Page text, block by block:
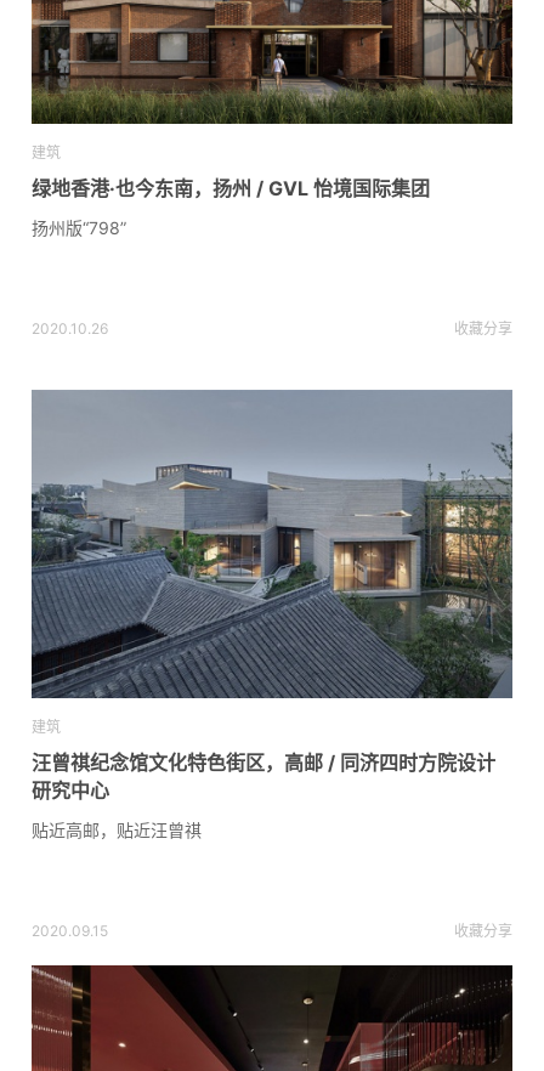
建筑
绿地香港·也今东南，扬州 / GVL 怡境国际集团
扬州版“798”
2020.10.26 收藏分享
建筑
汪曾祺纪念馆文化特色街区，高邮 / 同济四时方院设计
研究中心
贴近高邮，贴近汪曾祺
2020.09.15 收藏分享